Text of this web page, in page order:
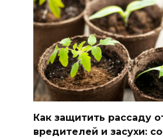
Как защитить рассаду
вредителей и засухи: